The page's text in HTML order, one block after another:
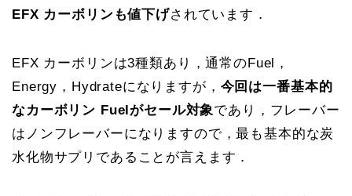
EFX カーボリンも値下げされています．
EFX カーボリンは3種類あり，通常のFuel，
Energy，Hydrateになりますが， 今回は一番基本的
なカーボリン Fuelがセール対象であり，フレーバー
はノンフレーバーになりますので，最も基本的な炭
水化物サプリであることが言えます．